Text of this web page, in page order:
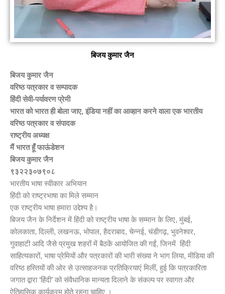
बिजय कुमार जैन
बिजय कुमार जैन
वरिष्ठ पत्रकार व सम्पादक
हिंदी सेवी-पर्यावरण प्रेमी
भारत को भारत ही बोला जाए, इंडिया नहीं का आव्हान करने वाला एक भारतीय
वरिष्ठ पत्रकार व संपादक
राष्ट्रीय अध्यक्ष
मैं भारत हूँ फाऊंडेशन
बिजय कुमार जैन
९३२२३०७९०८
भारतीय भाषा स्वीकार अभियान
हिंदी को राष्ट्रभाषा का मिले सम्मान
एक राष्ट्रीय भाषा हमारा उद्देश्य है।
बिजय जैन के निर्देशन में हिंदी को राष्ट्रीय भाषा के सम्मान के लिए, मुंबई,
कोलकाता, दिल्ली, लखनऊ, भोपाल, हैदराबाद, चेन्नई, चंडीगढ़, भुवनेश्वर,
गुवाहाटी आदि जैसे प्रमुख शहरों में बैठकें आयोजित की गईं, जिनमें हिंदी
साहित्यकारों, भाषा प्रेमियों और पत्रकारों की भारी संख्या ने भाग लिया, मीडिया की
वरिष्ठ हस्तियों की ओर से उत्साहजनक प्रतिक्रियाएं मिलीं, हुई कि पत्रकारिता
जगात द्वारा ‘हिंदी’ को संवैधानिक मान्यता दिलाने के संकल्प पर स्वागत और
ऐतिहासिक कार्यक्रम होते रहना चाहिए ।